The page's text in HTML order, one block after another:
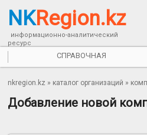
NKRegion.kz
информационно-аналитический
ресурс
СПРАВОЧНАЯ
nkregion.kz » каталог организаций »
Добавление новой